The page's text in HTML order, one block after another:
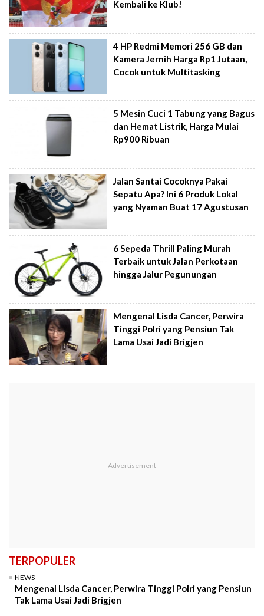
Kembali ke Klub!
4 HP Redmi Memori 256 GB dan
Kamera Jernih Harga Rp1 Jutaan,
Cocok untuk Multitasking
5 Mesin Cuci 1 Tabung yang Bagus
dan Hemat Listrik, Harga Mulai
Rp900 Ribuan
Jalan Santai Cocoknya Pakai
Sepatu Apa? Ini 6 Produk Lokal
yang Nyaman Buat 17 Agustusan
6 Sepeda Thrill Paling Murah
Terbaik untuk Jalan Perkotaan
hingga Jalur Pegunungan
Mengenal Lisda Cancer, Perwira
Tinggi Polri yang Pensiun Tak
Lama Usai Jadi Brigjen
TERPOPULER
NEWS
Mengenal Lisda Cancer, Perwira Tinggi Polri yang Pensiun
Tak Lama Usai Jadi Brigjen